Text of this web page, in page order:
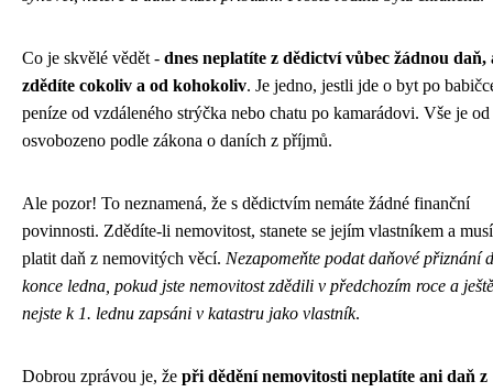
Co je skvělé vědět - dnes neplatíte z dědictví vůbec žádnou daň,
zdědíte cokoliv a od kohokoliv. Je jedno, jestli jde o byt po
peníze od vzdáleného strýčka nebo chatu po kamarádovi. Vše je od
osvobozeno podle zákona o daních z příjmů.
Ale pozor! To neznamená, že s dědictvím nemáte žádné finanční
povinnosti. Zdědíte-li nemovitost, stanete se jejím vlastníkem a
platit daň z nemovitých věcí. Nezapomeňte podat daňové přiznání
konce ledna, pokud jste nemovitost zdědili v předchozím roce a ještě
nejste k 1. lednu zapsáni v katastru jako vlastník.
Dobrou zprávou je, že při dědění nemovitosti neplatíte ani daň z